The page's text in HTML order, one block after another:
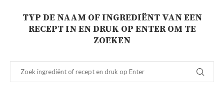
TYP DE NAAM OF INGREDIËNT VAN EEN
RECEPT IN EN DRUK OP ENTER OM TE
ZOEKEN